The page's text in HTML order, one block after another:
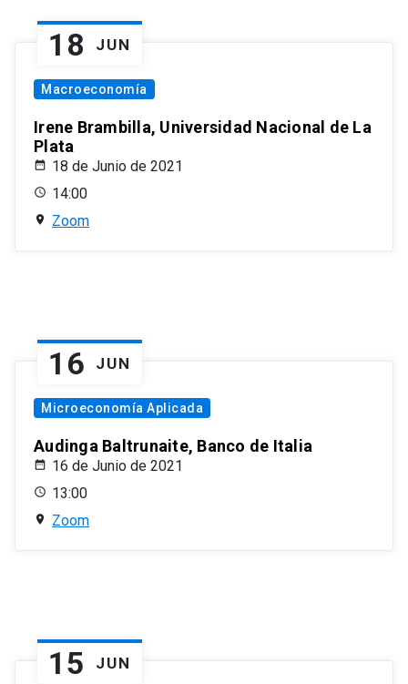
18 JUN
Macroeconomía
Irene Brambilla, Universidad Nacional de La
Plata
18 de Junio de 2021
14:00
Zoom
16 JUN
Microeconomía Aplicada
Audinga Baltrunaite, Banco de Italia
16 de Junio de 2021
13:00
Zoom
15 JUN